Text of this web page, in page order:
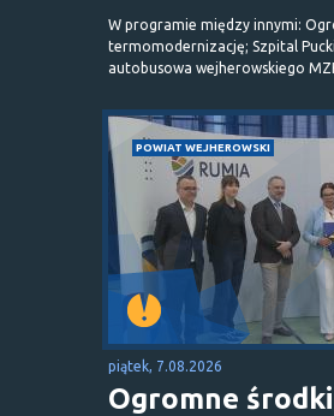
W programie między innymi:
termomodernizację; Szpital
autobusowa wejherowskiego
POWIAT WEJHEROWSKI
piątek, 7.08.2026
Ogromne